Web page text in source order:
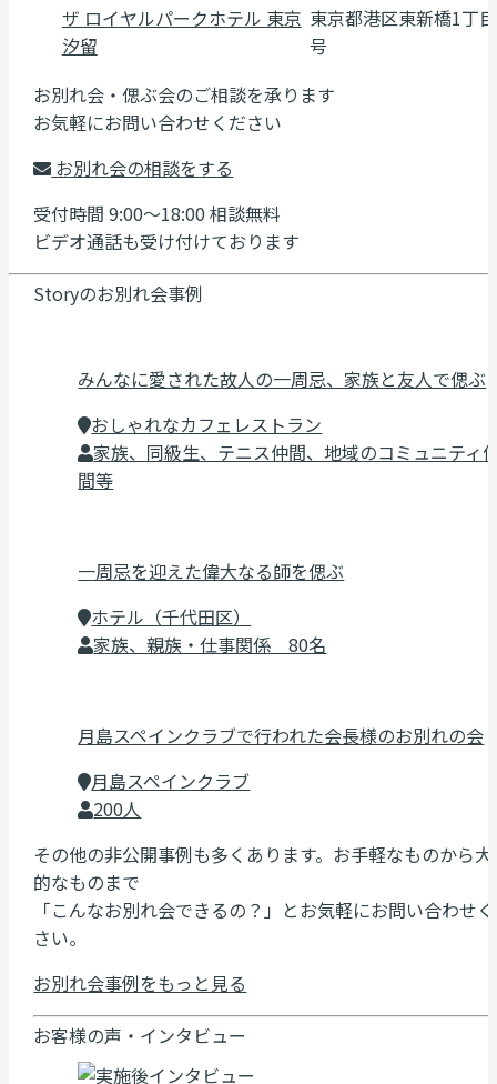
ザ ロイヤルパークホテル 東京
汐留
東京都港区東新橋1丁
号
お別れ会・偲ぶ会のご相談を承ります
お気軽にお問い合わせください
お別れ会の相談をする
受付時間 9:00～18:00 相談無料
ビデオ通話も受け付けております
Storyのお別れ会事例
みんなに愛された故人の一周忌、家族と友人で偲ぶ
おしゃれなカフェレストラン
家族、同級生、テニス仲間、地域のコミュニティ
間等
一周忌を迎えた偉大なる師を偲ぶ
ホテル（千代田区）
家族、親族・仕事関係 80名
月島スペインクラブで行われた会長様のお別れの会
月島スペインクラブ
200人
その他の非公開事例も多くあります。お手軽なものから
的なものまで
「こんなお別れ会できるの？」とお気軽にお問い合わせ
さい。
お別れ会事例をもっと見る
お客様の声・インタビュー